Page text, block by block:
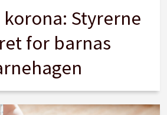
Styrerne
for barnas